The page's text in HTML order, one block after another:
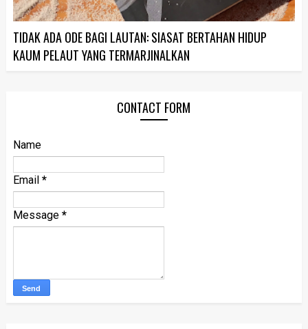
TIDAK ADA ODE BAGI LAUTAN: SIASAT BERTAHAN HIDUP
KAUM PELAUT YANG TERMARJINALKAN
CONTACT FORM
Name
Email *
Message *